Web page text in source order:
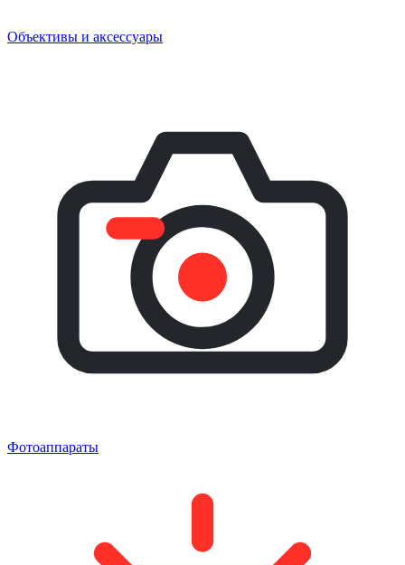
Объективы и аксессуары
Фотоаппараты